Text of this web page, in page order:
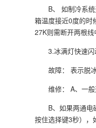
B、 如制冷系
箱温度接近0度的时
27K则需断开两根线
3.冰满灯快速闪
故障： 表示脱
维修： A、一
B、如果两通
按住选择键3秒），